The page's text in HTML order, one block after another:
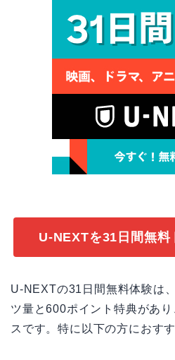
U-NEXTを31日間無料
U-NEXTの31日間無料体験は
ツ量と600ポイント特典があ
スです。特に以下の方におすす